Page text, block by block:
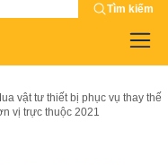
Tìm kiếm
vật tư thiết bị phục vụ thay thế
vị trực thuộc 2021